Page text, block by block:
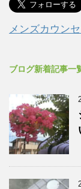
メンズカウン
ブログ新着記事一